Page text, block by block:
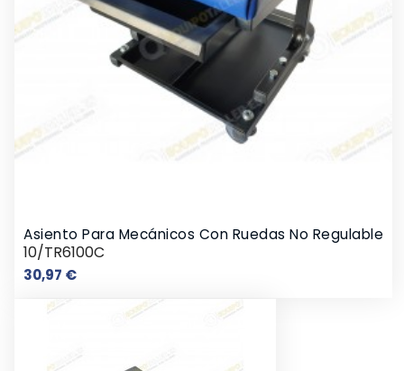
Asiento Para Mecánicos Con Ruedas No Regulable
10/TR6100C
30,97 €Precio